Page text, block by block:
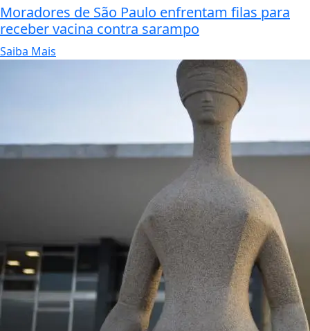
Moradores de São Paulo enfrentam filas para
receber vacina contra sarampo
Saiba Mais